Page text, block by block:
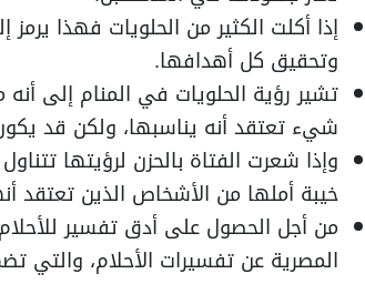
إذا أكلت الكثير من الحلويات فهذا
وتحقيق كل أهدافها.
تشير رؤية الحلويات في المنام إلى
شيء تعتقد أنه يناسبها، ولكن قد
وإذا شعرت الفتاة بالحزن لرؤيتها
خيبة أملها من الأشخاص الذين تعتقد
من أجل الحصول على أدق تفسير
المصرية عن تفسيرات الأحلام، والتي